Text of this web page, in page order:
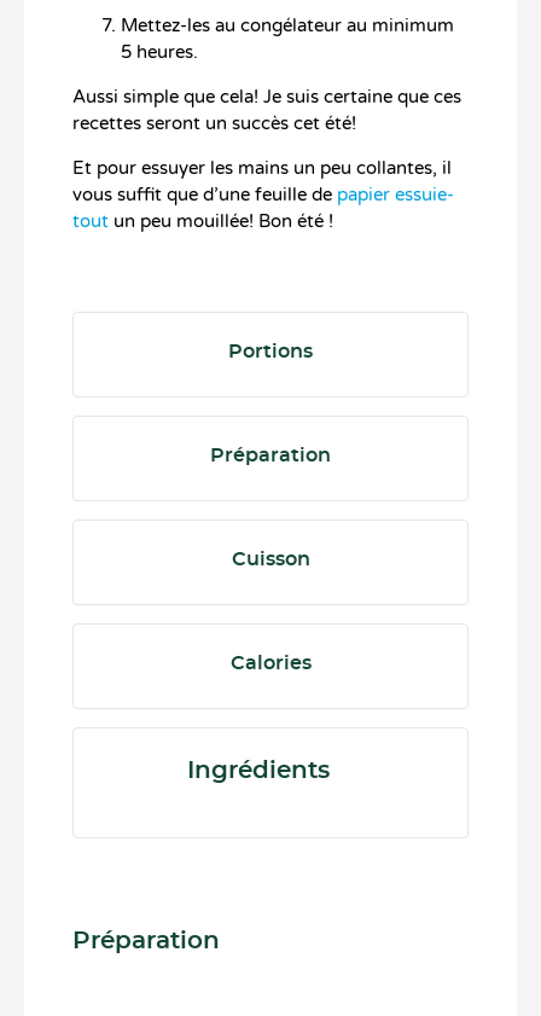
Mettez-les au congélateur au minimum
5 heures.
Aussi simple que cela! Je suis certaine que ces
recettes seront un succès cet été!
Et pour essuyer les mains un peu collantes, il
vous suffit que d’une feuille de papier essuie-
tout un peu mouillée! Bon été !
Portions
Préparation
Cuisson
Calories
Ingrédients
Préparation